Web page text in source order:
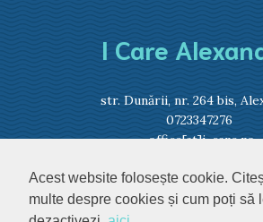
Acest website folosește cookie.
multe despre cookies și cum poți să
I Care
str. Dunării, nr. 264 bis,
0723347276
office[at]i-care.ro